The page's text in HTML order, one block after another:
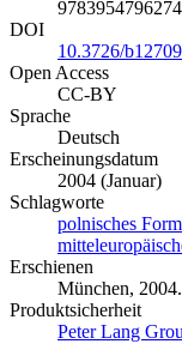
9783954796274
DOI
10.3726/b12709
Open Access
CC-BY
Sprache
Deutsch
Erscheinungsdatum
2004 (Januar)
Schlagworte
polnisches
Erschienen
München,
Produktsicherheit
Peter Lang